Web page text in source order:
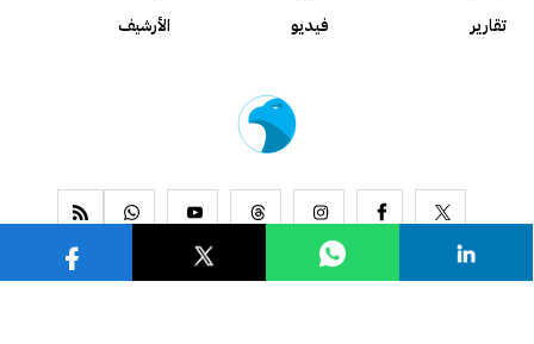
تقارير
فيديو الأرشيف